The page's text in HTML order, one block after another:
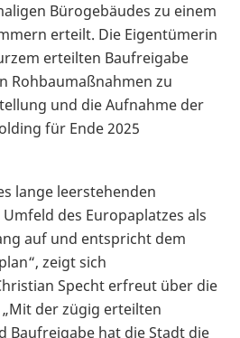
Bürogebäudes zu einem
erteilt. Die Eigentümerin
erteilten Baufreigabe
Rohbaumaßnahmen zu
und die Aufnahme der
für Ende 2025
lange leerstehenden
des Europaplatzes als
auf und entspricht dem
zeigt sich
Specht erfreut über die
der zügig erteilten
Baufreigabe hat die Stadt die